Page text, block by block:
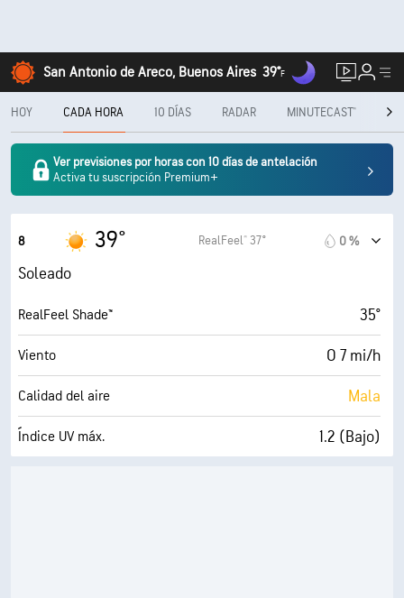
San Antonio de Areco, Buenos Aires 39°F
HOY CADA HORA 10 DÍAS RADAR MINUTECAST®
Ver previsiones por horas con 10 días de antelación
Activa tu suscripción Premium+
8 39° RealFeel® 37° 0 %
Soleado
RealFeel Shade™ 35°
Viento O 7 mi/h
Calidad del aire Mala
Índice UV máx. 1.2 (Bajo)